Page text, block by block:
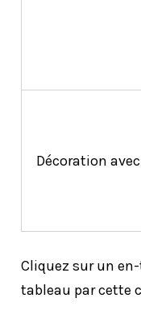
Décoration
Cliquez sur un
tableau par cette